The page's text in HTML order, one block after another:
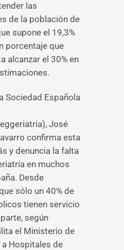
las
de la población de
supone el 19,3%
porcentaje que
alcanzar el 30% en
Sociedad Española
José
confirma esta
y denuncia la falta
en muchos
Desde
sólo un 40% de
tienen servicio
según
el Ministerio de
Hospitales de